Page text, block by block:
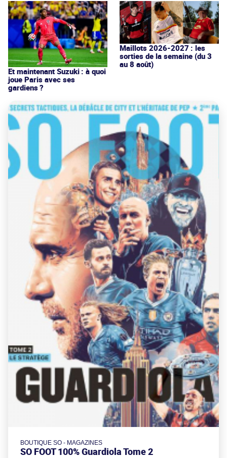
Et maintenant Suzuki : à quoi
joue Paris avec ses
gardiens ?
Maillots 2026-2027 : les
sorties de la semaine (du 3
au 8 août)
BOUTIQUE SO - MAGAZINES
SO FOOT 100% Guardiola Tome 2